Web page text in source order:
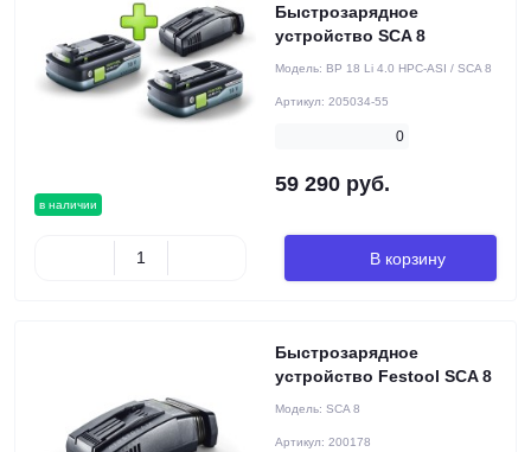
в наличии
Быстрозарядное
устройство SCA 8
Модель: BP 18 Li 4.0 HPC-ASI / SCA 8
Артикул: 205034-55
0
59 290 руб.
В корзину
Быстрозарядное
устройство Festool SCA 8
Модель: SCA 8
Артикул: 200178